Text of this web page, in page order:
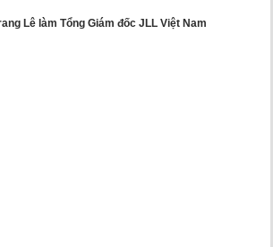
Lê làm Tổng Giám đốc JLL Việt Nam